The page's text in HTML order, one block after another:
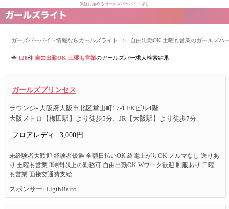
気軽に始めるガールズバーバイト探し
ガーズバーバイト情報ならガールズライト > 自由出勤OK 土曜も営業のガールズバ
全 128件 自由出勤OK 土曜も営業のガールズバー求人検索結果
ガールズプリンセス
ラウンジ- 大阪府大阪市北区堂山町17-1 FKビル4階
大阪メトロ【梅田駅】より徒歩5分、JR【大阪駅】より徒歩7分
フロアレディ 3,000円
未経験者大歓迎 経験者優遇 全額日払いOK 終電上がりOK ノルマなし 送りあ
り 土曜も営業 3時間以上の勤務可 自由出勤OK Wワーク歓迎 制服あり 日曜
も営業 面接交通費支給
スポンサー: LigthBaito